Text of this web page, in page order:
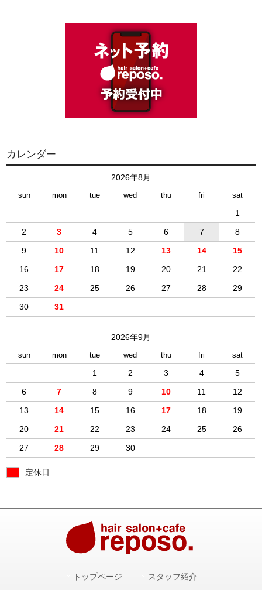
カレンダー
2026年8月
sun mon tue wed thu fri sat
1
2
3 4 5 6 7
8
9
10 11 12 13 14
15
16
17 18 19 20 21
22
23
24 25 26 27 28
29
30
31
2026年9月
sun mon tue wed thu fri sat
1 2 3 4
5
6
7 8 9 10 11
12
13
14 15 16 17 18
19
20
21 22 23 24 25
26
27
28 29 30
定休日
トップページ スタッフ紹介